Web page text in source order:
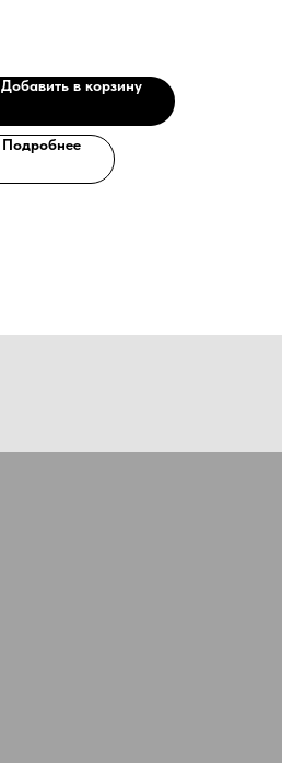
Добавить в корзину
Подробнее